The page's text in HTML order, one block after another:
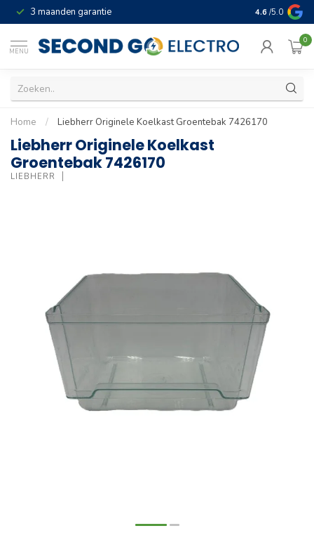
3 maanden garantie Geld terug
4.6 /5.0
MENU
0
Home / Liebherr Originele Koelkast Groentebak 7426170
Liebherr Originele Koelkast
Groentebak 7426170
LIEBHERR